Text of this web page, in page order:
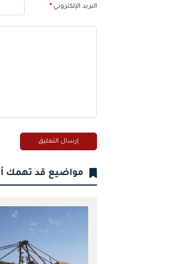
البريد الإلكتروني*
مواضيع قد تهمك